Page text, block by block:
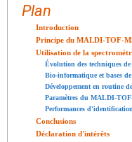
Plan
Introduction
Principe du MALDI-TOF-
Utilisation de la
Évolution des techniques de
Bio-informatique et bases de
Développement en routine
Paramètres du MALDI-
Performances d'identification
Conclusions
Déclaration d'intérêts